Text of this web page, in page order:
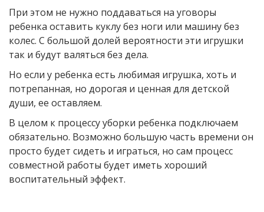
При этом не нужно поддаваться на уговоры
ребенка оставить куклу без ноги или машину без
колес. С большой долей вероятности эти игрушки
так и будут валяться без дела.
Но если у ребенка есть любимая игрушка, хоть и
потрепанная, но дорогая и ценная для детской
души, ее оставляем.
В целом к процессу уборки ребенка подключаем
обязательно. Возможно большую часть времени он
просто будет сидеть и играться, но сам процесс
совместной работы будет иметь хороший
воспитательный эффект.